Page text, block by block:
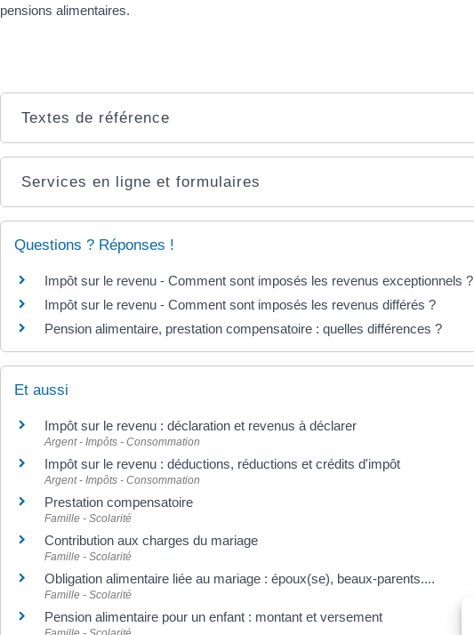
pensions alimentaires.
Textes de référence
Services en ligne et formulaires
Questions ? Réponses !
Impôt sur le revenu - Comment sont imposés les revenus exceptionnels ?
Impôt sur le revenu - Comment sont imposés les revenus différés ?
Pension alimentaire, prestation compensatoire : quelles différences ?
Et aussi
Impôt sur le revenu : déclaration et revenus à déclarer
Argent - Impôts - Consommation
Impôt sur le revenu : déductions, réductions et crédits d'impôt
Argent - Impôts - Consommation
Prestation compensatoire
Famille - Scolarité
Contribution aux charges du mariage
Famille - Scolarité
Obligation alimentaire liée au mariage : époux(se), beaux-parents....
Famille - Scolarité
Pension alimentaire pour un enfant : montant et versement